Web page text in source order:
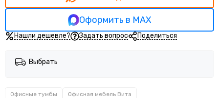
Оформить в MAX
Нашли дешевле? Задать вопрос Поделиться
Выбрать
Офисные тумбы Офисная мебель Вита